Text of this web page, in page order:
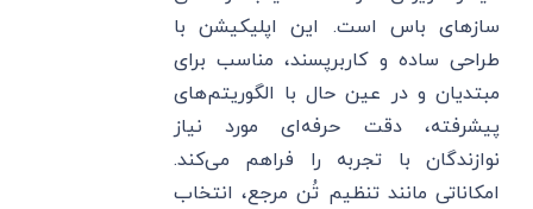
سازهای باس است. این اپلیکیشن با
طراحی ساده و کاربرپسند، مناسب برای
مبتدیان و در عین حال با الگوریتم‌های
پیشرفته، دقت حرفه‌ای مورد نیاز
نوازندگان با تجربه را فراهم می‌کند.
امکاناتی مانند تنظیم تُن مرجع، انتخاب